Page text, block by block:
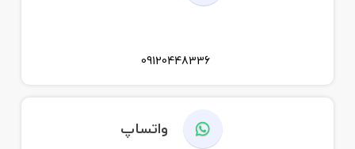
09120448336
واتساپ